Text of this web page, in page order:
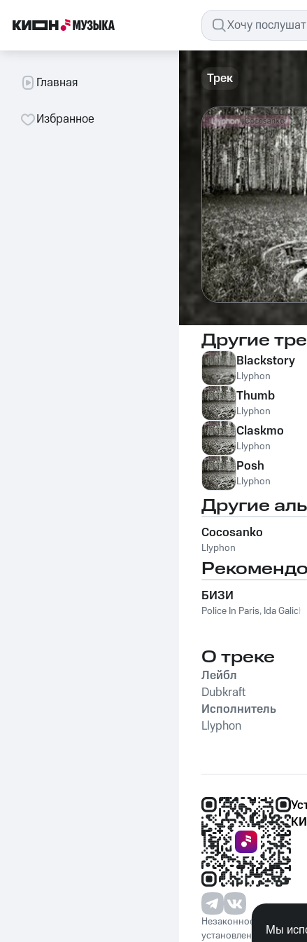
Главная
Избранное
Трек
Другие
Blackstory
Llyphon
Thumb
Llyphon
Claskmo
Llyphon
Posh
Llyphon
Другие
Cocosanko
Llyphon
БИЗИ
Police In Paris, Ida Galich
О треке
Лейбл
Dubkraft
Исполнитель
Llyphon
Незаконное
установленнуюМы